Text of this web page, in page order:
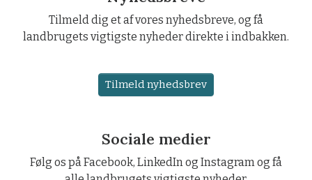
Tilmeld dig et af vores nyhedsbreve, og få
landbrugets vigtigste nyheder direkte i indbakken.
Tilmeld nyhedsbrev
Sociale medier
Følg os på Facebook, LinkedIn og Instagram og få